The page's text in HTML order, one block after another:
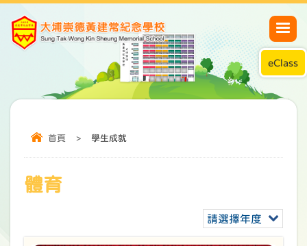
eClass
首頁 > 學生成就
體育
請選擇年度